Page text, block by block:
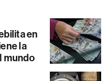
en
la
mundo